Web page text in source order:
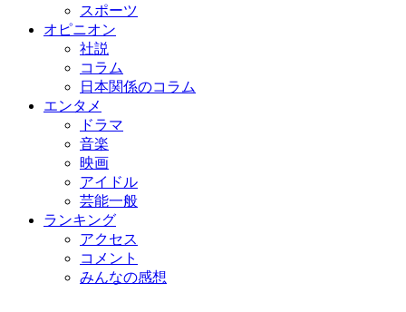
スポーツ
オピニオン
社説
コラム
日本関係のコラム
エンタメ
ドラマ
音楽
映画
アイドル
芸能一般
ランキング
アクセス
コメント
みんなの感想